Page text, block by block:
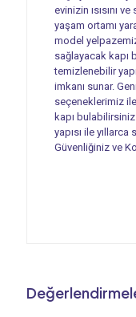
evinizin ısısını
yaşam ortamı
model
sağlayacak kapı
temizlenebilir
imkanı sunar.
seçeneklerimiz
kapı
yapısı ile
Güvenliğiniz ve